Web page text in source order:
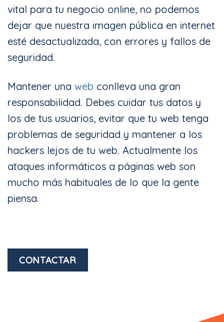
vital para tu negocio online, no podemos
dejar que nuestra imagen pública en internet
esté desactualizada, con errores y fallos de
seguridad.
Mantener una web conlleva una gran
responsabilidad. Debes cuidar tus datos y
los de tus usuarios, evitar que tu web tenga
problemas de seguridad y mantener a los
hackers lejos de tu web. Actualmente los
ataques informáticos a páginas web son
mucho más habituales de lo que la gente
piensa.
CONTACTAR